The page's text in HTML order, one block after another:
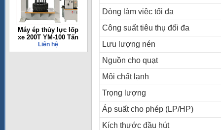
Máy ép thủy lực lốp
xe 200T YM-100 Tấn
Liên hệ
Dòng làm việc tối đa
Công suất tiêu thụ đối đa
Lưu lượng nén
Nguồn cho quạt
Môi chất lạnh
Trọng lượng
Áp suất cho phép (LP/HP)
Kích thước đầu hút